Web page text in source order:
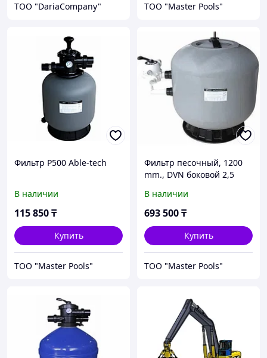
TOO "DariaCompany" ТОО "Master Pools"
Фильтр P500 Able-tech
В наличии
115 850₸
Купить
ТОО "Master Pools"
Фильтр песочный, 1200
mm., DVN боковой 2,5
В наличии
693 500₸
Купить
ТОО "Master Pools"